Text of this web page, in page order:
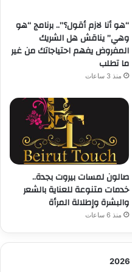
“هو أنا لازم أقول؟”.. برنامج “هو
وهي” يناقش هل الشريك
المفروض يفهم احتياجاتك من غير
ما تطلب
منذ 3 ساعات
صالون لمسات بيروت بجدة..
خدمات متنوعة للعناية بالشعر
والبشرة وإطلالة المرأة
منذ 6 ساعات